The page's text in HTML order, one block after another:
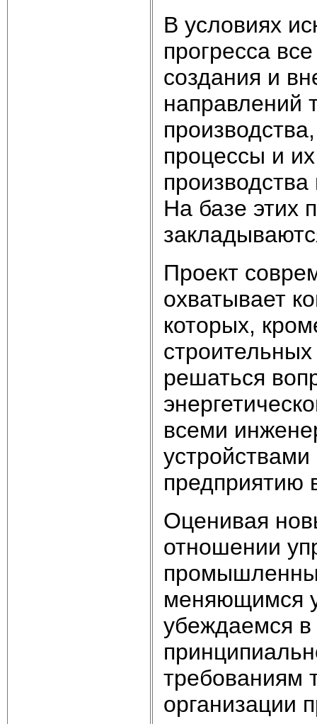
В условиях
прогресса
создания и
направлений
процессы и
На базе этих
Проект
охватывает
которых,
решаться
всеми
предприятию
Оценивая
отношении
меняющимся
убеждаемся
требованиям
организации